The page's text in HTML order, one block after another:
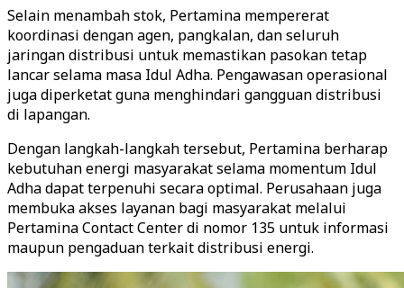
Selain menambah stok, Pertamina mempererat
koordinasi dengan agen, pangkalan, dan seluruh
jaringan distribusi untuk memastikan pasokan tetap
lancar selama masa Idul Adha. Pengawasan operasional
juga diperketat guna menghindari gangguan distribusi
di lapangan.
Dengan langkah-langkah tersebut, Pertamina berharap
kebutuhan energi masyarakat selama momentum Idul
Adha dapat terpenuhi secara optimal. Perusahaan juga
membuka akses layanan bagi masyarakat melalui
Pertamina Contact Center di nomor 135 untuk informasi
maupun pengaduan terkait distribusi energi.